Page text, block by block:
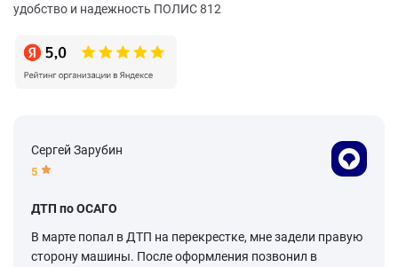
удобство и надежность ПОЛИС 812
Сергей Зарубин
5
ДТП по ОСАГО
В марте попал в ДТП на перекрестке, мне задели правую
сторону машины. После оформления позвонил в